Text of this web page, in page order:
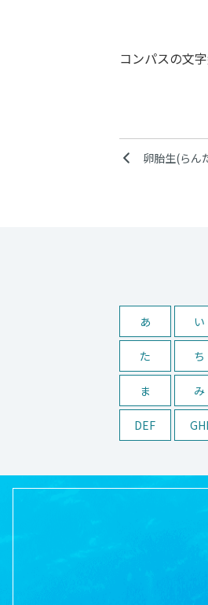
コンパスの文
卵胎生(らん
あ い
た ち
ま み
DEF GHI